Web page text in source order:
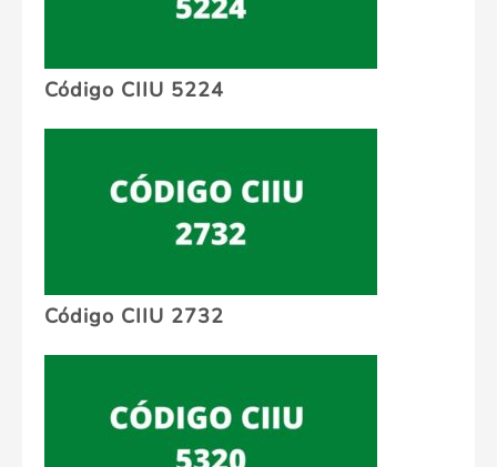
Código CIIU 5224
Código CIIU 2732